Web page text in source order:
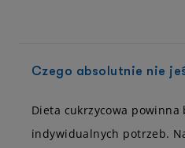
Czego absolutnie nie
Dieta cukrzycowa powinna
indywidualnych potrzeb.